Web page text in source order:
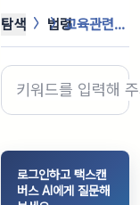
탐색 법령 교육관련기관의 정보공개에 관한 특례법
로그인하고 택스캔
버스 AI에게 질문해